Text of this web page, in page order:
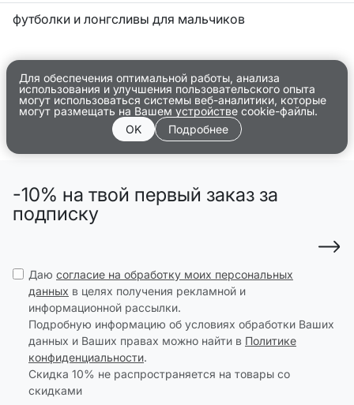
футболки и лонгсливы для мальчиков
Для обеспечения оптимальной работы, анализа
использования и улучшения пользовательского опыта
могут использоваться системы веб-аналитики, которые
могут размещать на Вашем устройстве cookie-файлы.
OK
Подробнее
-10% на твой первый заказ за
подписку
Даю согласие на обработку моих персональных
данных в целях получения рекламной и
информационной рассылки.
Подробную информацию об условиях обработки Ваших
данных и Ваших правах можно найти в Политике
конфиденциальности.
Скидка 10% не распространяется на товары со
скидками